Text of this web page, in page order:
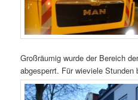
Großräumig wurde der Bereich
abgesperrt. Für wieviele